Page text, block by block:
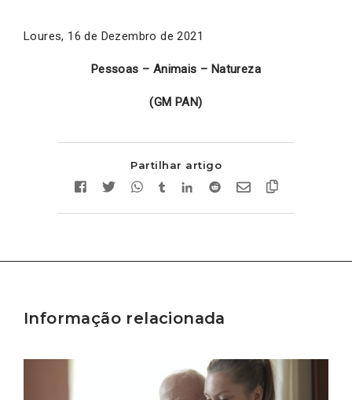
Loures, 16 de Dezembro de 2021
Pessoas – Animais – Natureza
(GM PAN)
Partilhar artigo
Informação relacionada